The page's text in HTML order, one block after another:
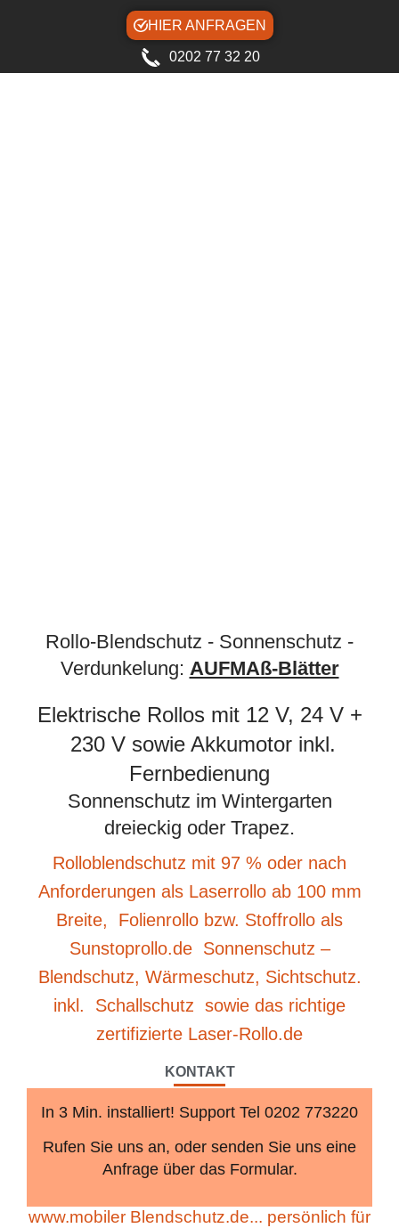
HIER ANFRAGEN
0202 77 32 20
Rollo-Blendschutz - Sonnenschutz -
Verdunkelung: AUFMAß-Blätter
Elektrische Rollos mit 12 V, 24 V +
230 V sowie Akkumotor inkl.
Fernbedienung
Sonnenschutz im Wintergarten
dreieckig oder Trapez.
Rolloblendschutz mit 97 % oder nach
Anforderungen als Laserrollo ab 100 mm
Breite, Folienrollo bzw. Stoffrollo als
Sunstoprollo.de Sonnenschutz –
Blendschutz, Wärmeschutz, Sichtschutz.
inkl. Schallschutz sowie das richtige
zertifizierte Laser-Rollo.de
KONTAKT
In 3 Min. installiert! Support Tel 0202 773220
Rufen Sie uns an, oder senden Sie uns eine
Anfrage über das Formular.
www.mobiler Blendschutz.de... persönlich für